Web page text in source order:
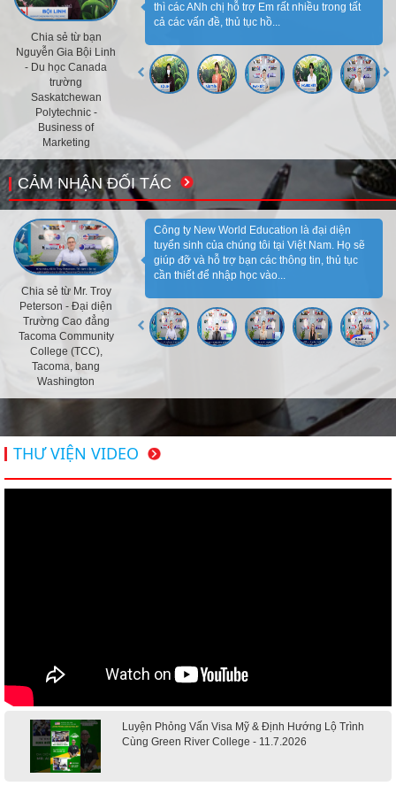
Chia sẻ từ bạn
Nguyễn Gia Bội Linh
- Du học Canada
trường
Saskatchewan
Polytechnic -
Business of
Marketing
thì các ANh chị hỗ trợ Em rất nhiều trong tất
cả các vấn đề, thủ tục hồ...
CẢM NHẬN ĐỐI TÁC
Chia sẻ từ Mr. Troy
Peterson - Đại diện
Trường Cao đẳng
Tacoma Community
College (TCC),
Tacoma, bang
Washington
Công ty New World Education là đại diện
tuyển sinh của chúng tôi tại Việt Nam. Họ sẽ
giúp đỡ và hỗ trợ bạn các thông tin, thủ tục
cần thiết để nhập học vào...
THƯ VIỆN VIDEO
Luyện Phỏng Vấn Visa Mỹ & Định Hướng Lộ Trình
Cùng Green River College - 11.7.2026